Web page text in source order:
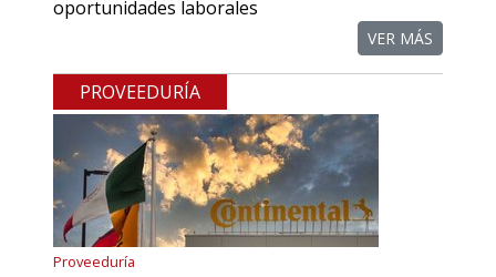
Requisitos: Otorgar condiciones de
crédito acordes a las políticas del
grupo, contar con instalaciones
cercanas a la región y otorgar
referencias comerciales.
Aplicar al Requerimiento
oportunidades laborales
VER MÁS
PROVEEDURÍA
Proveeduría